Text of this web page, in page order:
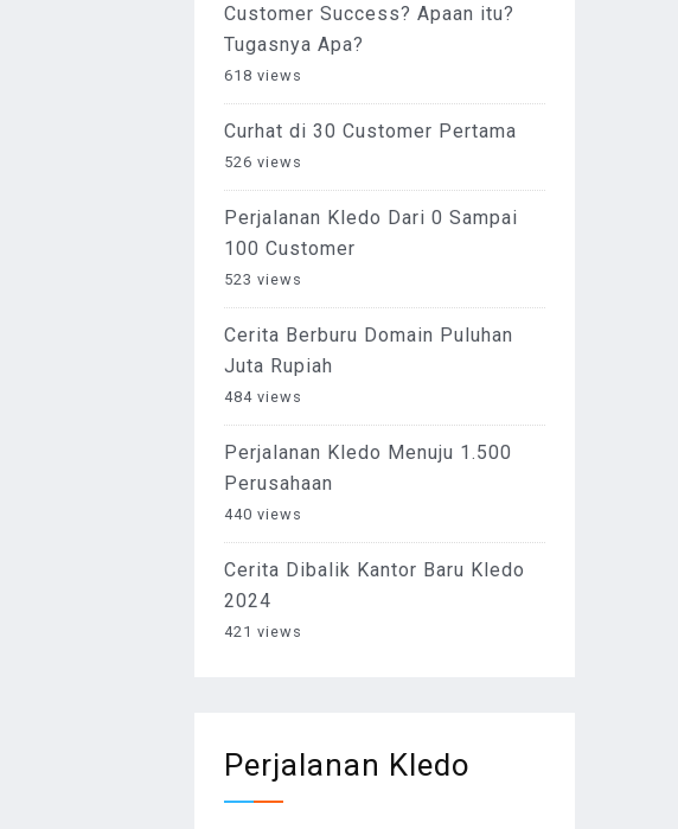
Customer Success? Apaan itu?
Tugasnya Apa?
618 views
Curhat di 30 Customer Pertama
526 views
Perjalanan Kledo Dari 0 Sampai
100 Customer
523 views
Cerita Berburu Domain Puluhan
Juta Rupiah
484 views
Perjalanan Kledo Menuju 1.500
Perusahaan
440 views
Cerita Dibalik Kantor Baru Kledo
2024
421 views
Perjalanan Kledo